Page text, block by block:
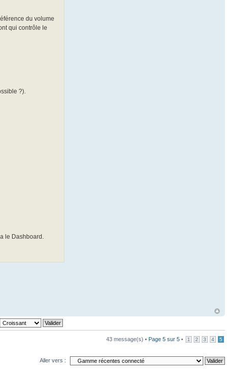
du volume
qui contrôle le
?).
le Dashboard.
43 message(s) • Page 5 sur 5 • 1 2 3 4 5
Aller vers :